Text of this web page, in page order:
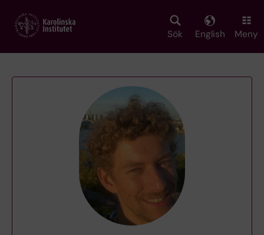
main
Sök English Meny